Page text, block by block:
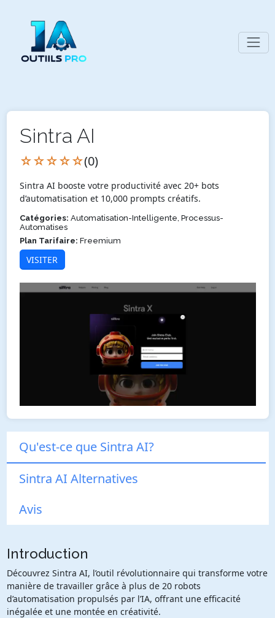
Sintra AI
☆☆☆☆☆(0)
Sintra AI booste votre productivité avec 20+ bots
d’automatisation et 10,000 prompts créatifs.
Catégories: Automatisation-Intelligente, Processus-
Automatises
Plan Tarifaire: Freemium
VISITER
Qu'est-ce que Sintra AI?
Sintra AI Alternatives
Avis
Introduction
Découvrez Sintra AI, l’outil révolutionnaire qui transforme votre
manière de travailler grâce à plus de 20 robots
d’automatisation propulsés par l’IA, offrant une efficacité
inégalée et une montée en créativité.